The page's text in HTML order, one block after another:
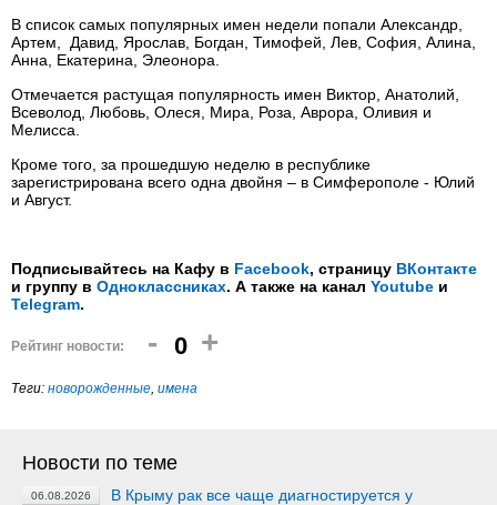
В список самых популярных имен недели попали Александр,
Артем, Давид, Ярослав, Богдан, Тимофей, Лев, София, Алина,
Анна, Екатерина, Элеонора.
Отмечается растущая популярность имен Виктор, Анатолий,
Всеволод, Любовь, Олеся, Мира, Роза, Аврора, Оливия и
Мелисса.
Кроме того, за прошедшую неделю в республике
зарегистрирована всего одна двойня – в Симферополе - Юлий
и Август.
Подписывайтесь на Кафу в Facebook, страницу ВКонтакте
и группу в Одноклассниках. А также на канал Youtube и
Telegram.
Рейтинг новости: - 0 +
Теги: новорожденные, имена
Новости по теме
06.08.2026
В Крыму рак все чаще диагностируется у